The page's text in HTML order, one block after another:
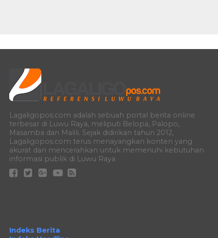
Lagaligopos.com adalah sebuah portal berita online
terbesar di Luwu Raya, meliputi Belopa, Palopo,
Masamba dan Malili. Sejak didirikan tahun 2012,
Lagaligopos.com terus menayangkan konten yang
akurat dan mencerahkan untuk memenuhi kebutuhan
informasi publik di Luwu Raya
Indeks Berita